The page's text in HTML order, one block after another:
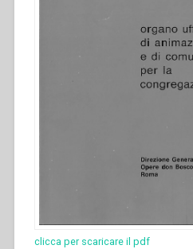
clicca per scaricare il pdf